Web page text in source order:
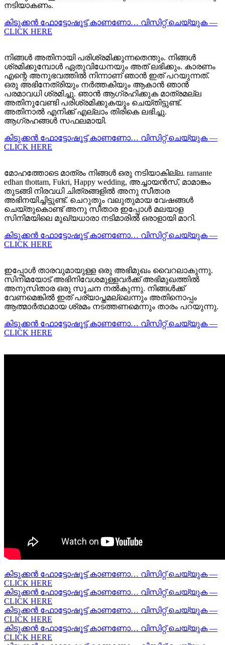
നടിയാകണം.
കിടുക്കന്‍ ഫോട്ടോഷൂട്ട്‌ കാണണോ… വിസിറ്റ് ചെയ്യുക —
CLICK HERE
നിങ്ങൾ അതിനായി പരിശ്രമിക്കുന്നതെന്തും. നിങ്ങൾ
ശ്രമിക്കുമ്പോൾ ഏതുവിധേനയും അത് ലഭിക്കും. കാരണം
എന്റെ അനുഭവത്തിൽ നിന്നാണ് ഞാൻ ഇത് പറയുന്നത്.
ഒരു അഭിനേത്രിയും നർത്തകിയും ആകാൻ ഞാൻ
പരമാവധി ശ്രമിച്ചു. ഞാൻ ആഗ്രഹിക്കുക മാത്രമല്ല
അതിനുവേണ്ടി പരിശ്രമിക്കുകയും ചെയ്തിട്ടുണ്ട്.
അതിനാൽ എനിക്ക് എല്ലാം തിരികെ ലഭിച്ചു.
ആഗ്രഹങ്ങൾ സഫലമായി.
കിടുക്കന്‍ ഫോട്ടോഷൂട്ട്‌ കാണണോ… വിസിറ്റ് ചെയ്യുക —
CLICK HERE
മോഹത്തോടെ മാത്രം നിങ്ങൾ ഒരു നടിയാകില്ല. ramante
edhan thottam, Fukri, Happy wedding, അച്ചായൻസ്, മാമാങ്കം
തുടങ്ങി നിരവധി ചിത്രങ്ങളിൽ അനു സീതാര
അഭിനയിച്ചിട്ടുണ്ട്. ചെറുതും വലുതുമായ വേഷങ്ങൾ
ചെയ്തുകൊണ്ട് അനു സീതാര ഇപ്പോൾ മലയാള
സിനിമയിലെ മുഖ്യധാരാ നടിമാരിൽ ഒരാളായി മാറി.
കിടുക്കന്‍ ഫോട്ടോഷൂട്ട്‌ കാണണോ… വിസിറ്റ് ചെയ്യുക —
CLICK HERE
ഇപ്പോൾ താരവുമായുള്ള ഒരു അഭിമുഖം വൈറലാകുന്നു.
സിനിമയോട് അഭിനിവേശമുള്ളവർക്ക് അഭിമുഖത്തിൽ
അനുസിതാര ഒരു സൂചന നൽകുന്നു. നിങ്ങൾക്ക്
വേണമെങ്കിൽ ഇത് പര്യാപ്തമല്ലെന്നും അതിനൊപ്പം
ആത്മാർത്ഥമായ ശ്രമം നടത്തണമെന്നും താരം പറയുന്നു.
കിടുക്കന്‍ ഫോട്ടോഷൂട്ട്‌ കാണണോ… വിസിറ്റ് ചെയ്യുക —
CLICK HERE
കിടുക്കന്‍ ഫോട്ടോഷൂട്ട്‌ കാണണോ… വിസിറ്റ് ചെയ്യുക —
CLICK HERE
കിടുക്കന്‍ ഫോട്ടോഷൂട്ട്‌ കാണണോ… വിസിറ്റ് ചെയ്യുക —
CLICK HERE
കിടുക്കന്‍ ഫോട്ടോഷൂട്ട്‌ കാണണോ… വിസിറ്റ് ചെയ്യുക —
CLICK HERE
കിടുക്കന്‍ ഫോട്ടോഷൂട്ട്‌ കാണണോ… വിസിറ്റ് ചെയ്യുക —
CLICK HERE